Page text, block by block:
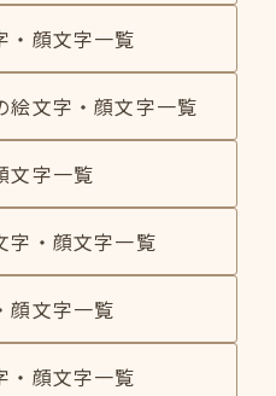
・顔文字一覧
絵文字・顔文字一覧
文字一覧
字・顔文字一覧
顔文字一覧
・顔文字一覧